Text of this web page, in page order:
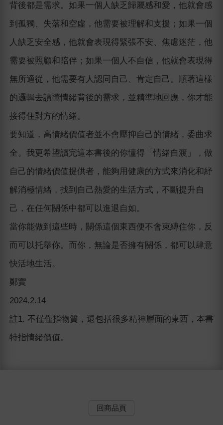
背後都是需求。如果一個人缺乏歸屬感和愛，他就會感
到孤獨、失落和空虛，他需要被理解和支援；如果一個
人缺乏安全感，他就會表現得緊張不安、焦慮迷茫，他
需要被照顧和陪伴；如果一個人不自信，他就會表現得
無所適從，他需要有人認同自己、肯定自己。順著這樣
的邏輯去讀懂情緒背後的需求，並精準地回應，你才能
接得住對方的情緒。
要知道，高情緒價值者並不會壓抑自己的情緒，委曲求
全。我更希望讀完這本書後的你懂得「情緒自渡」，做
自己的情緒價值提供者，能夠用健康的方式來消化和紓
解消極情緒，找到自己熱愛的生活方式，不斷提升自
己，在任何關係中都可以進退自如。
當你能做到這些時，關係這個東西便不會束縛住你，反
而可以托舉你。而你，無論是否擁有關係，都可以肆意
快活地生活。
鄭實
2024.2.14
註1. 不僅僅指物質，還包括很多精神層面的東西，本書
特指情緒價值。
回商品頁